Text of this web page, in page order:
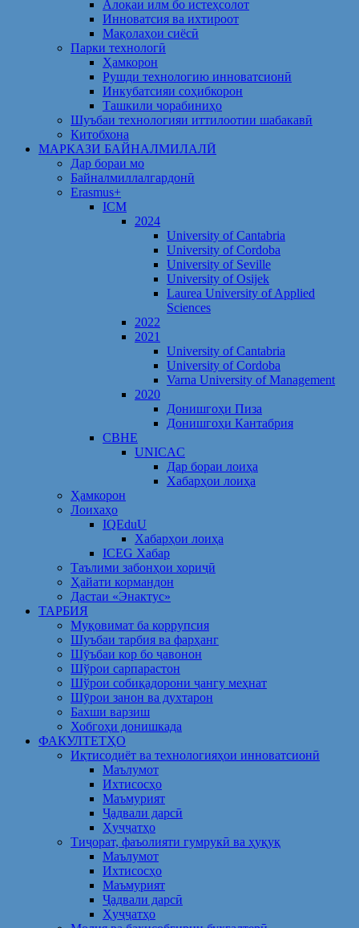
Алоқаи илм бо истеҳсолот
Инноватсия ва ихтироот
Мақолаҳои сиёсӣ
Парки технологӣ
Ҳамкорон
Рушди технологию инноватсионӣ
Инкубатсияи соҳибкорон
Ташкили чорабиниҳо
Шуъбаи технологияи иттилоотии шабакавӣ
Китобхона
МАРКАЗИ БАЙНАЛМИЛАЛӢ
Дар бораи мо
Байналмиллалгардонӣ
Erasmus+
ICM
2024
University of Cantabria
University of Cordoba
University of Seville
University of Osijek
Laurea University of Applied
Sciences
2022
2021
University of Cantabria
University of Cordoba
Varna University of Management
2020
Донишгоҳи Пиза
Донишгоҳи Кантабрия
CBHE
UNICAC
Дар бораи лоиҳа
Хабарҳои лоиҳа
Ҳамкорон
Лоихаҳо
IQEduU
Хабарҳои лоиҳа
ICEG Хабар
Таълими забонҳои хориҷӣ
Ҳайати кормандон
Дастаи «Энактус»
ТАРБИЯ
Муқовимат ба коррупсия
Шуъбаи тарбия ва фарҳанг
Шӯъбаи кор бо ҷавонон
Шўрои сарпарастон
Шўрои собиқадорони ҷангу меҳнат
Шӯрои занон ва духтарон
Бахши варзиш
Хобгоҳи донишкада
ФАКУЛТЕТҲО
Иқтисодиёт ва технологияҳои инноватсионӣ
Маълумот
Ихтисосҳо
Маъмурият
Ҷадвали дарсӣ
Ҳуҷҷатҳо
Тиҷорат, фаъолияти гумрукӣ ва ҳуқуқ
Маълумот
Ихтисосҳо
Маъмурият
Ҷадвали дарсӣ
Ҳуҷҷатҳо